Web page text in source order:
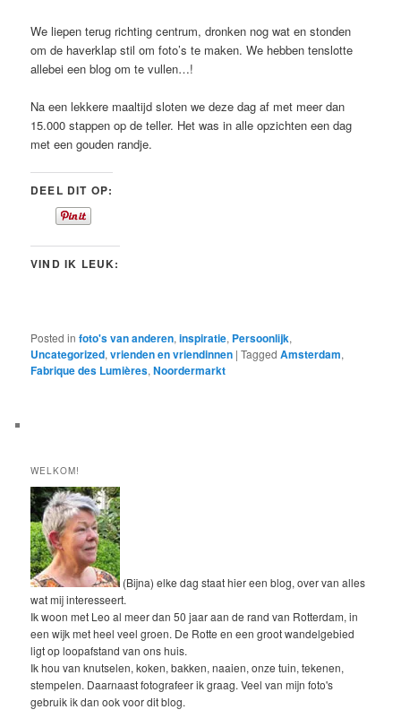
We liepen terug richting centrum, dronken nog wat en stonden
om de haverklap stil om foto’s te maken. We hebben tenslotte
allebei een blog om te vullen…!
Na een lekkere maaltijd sloten we deze dag af met meer dan
15.000 stappen op de teller. Het was in alle opzichten een dag
met een gouden randje.
DEEL DIT OP:
VIND IK LEUK:
Posted in foto's van anderen,inspiratie, Persoonlijk,
Uncategorized,vrienden en vriendinnen |Tagged Amsterdam,
Fabrique des Lumières,Noordermarkt
WELKOM!
(Bijna) elke dag staat hier een blog, over van alles
wat mij interesseert.
Ik woon met Leo al meer dan 50 jaar aan de rand van Rotterdam, in
een wijk met heel veel groen. De Rotte en een groot wandelgebied
ligt op loopafstand van ons huis.
Ik hou van knutselen, koken, bakken, naaien, onze tuin, tekenen,
stempelen. Daarnaast fotografeer ik graag. Veel van mijn foto's
gebruik ik dan ook voor dit blog.